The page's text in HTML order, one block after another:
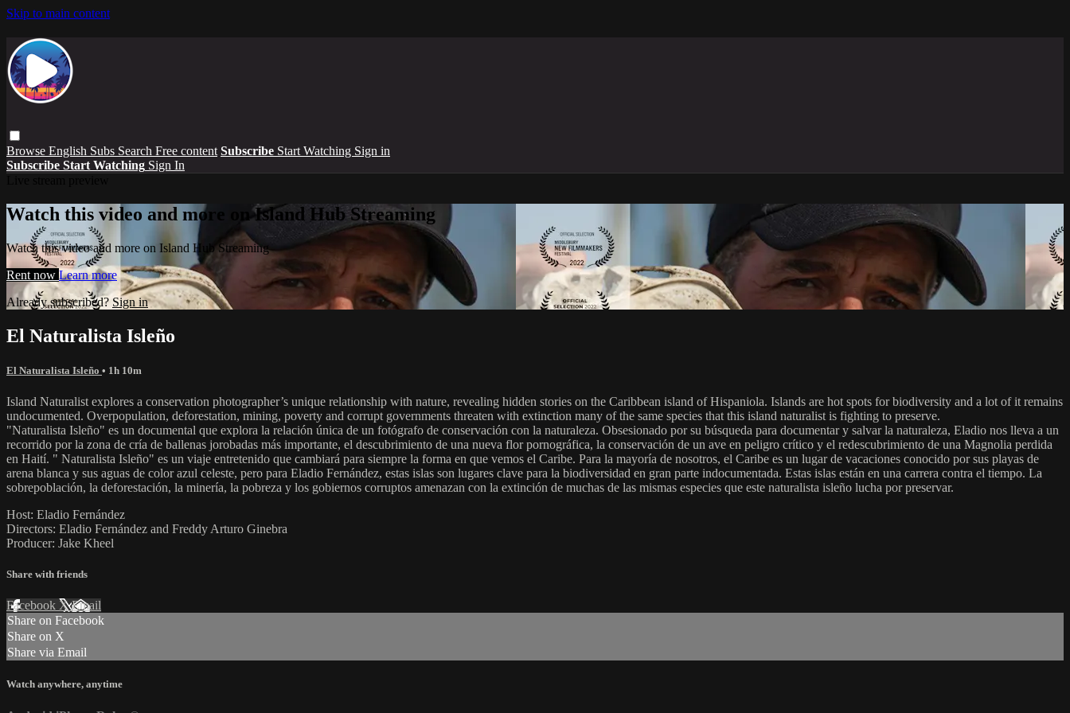
Skip to main content
Browse English Subs Search Free content Subscribe Start Watching Sign in
Subscribe Start Watching Sign In
Watch this video and more on Island Hub Streaming
Watch this video and more on Island Hub Streaming
Rent now Learn more
Already subscribed? Sign in
El Naturalista Isleño
El Naturalista Isleño • 1h 10m
Island Naturalist explores a conservation photographer’s unique relationship with nature, revealing hidden stories on the Caribbean island of Hispaniola. Islands are hot spots for biodiversity and a lot of it remains
undocumented. Overpopulation, deforestation, mining, poverty and corrupt governments threaten with extinction many of the same species that this island naturalist is fighting to preserve.
"Naturalista Isleño" es un documental que explora la relación única de un fotógrafo de conservación con la naturaleza. Obsesionado por su búsqueda para documentar y salvar la naturaleza, Eladio nos lleva a un
recorrido por la zona de cría de ballenas jorobadas más importante, el descubrimiento de una nueva flor pornográfica, la conservación de un ave en peligro crítico y el redescubrimiento de una Magnolia perdida
en Haití. " Naturalista Isleño" es un viaje entretenido que cambiará para siempre la forma en que vemos el Caribe. Para la mayoría de nosotros, el Caribe es un lugar de vacaciones conocido por sus playas de
arena blanca y sus aguas de color azul celeste, pero para Eladio Fernández, estas islas son lugares clave para la biodiversidad en gran parte indocumentada. Estas islas están en una carrera contra el tiempo. La
sobrepoblación, la deforestación, la minería, la pobreza y los gobiernos corruptos amenazan con la extinción de muchas de las mismas especies que este naturalista isleño lucha por preservar.
Host: Eladio Fernández
Directors: Eladio Fernández and Freddy Arturo Ginebra
Producer: Jake Kheel
Share with friends
Facebook XEmail
Share on Facebook
Share on X
Share via Email
Watch anywhere, anytime